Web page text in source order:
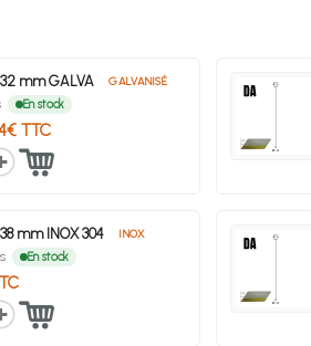
mm GALVA GALVANISÉ
En stock
TTC
mm INOX 304 INOX
En stock